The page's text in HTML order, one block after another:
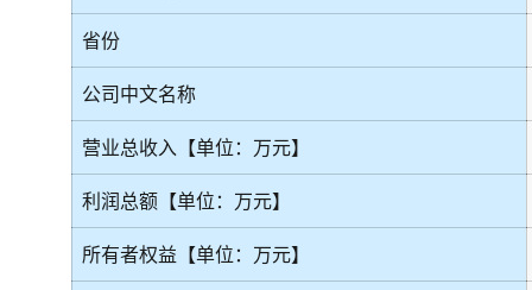
省份
公司中文名称
营业总收入【单位：万元】
利润总额【单位：万元】
所有者权益【单位：万元】